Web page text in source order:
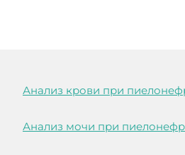
Анализ крови при
Анализ мочи при